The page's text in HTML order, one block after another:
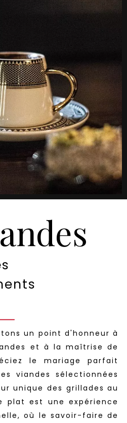
un point d'honneur à
et à la maîtrise de
le mariage parfait
viandes sélectionnées
unique des grillades au
plat est une expérience
où le savoir-faire de